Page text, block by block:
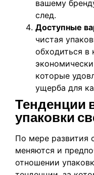
вашему
след.
Доступные
чистая
обходиться в
которые
ущерба для
Тенденции
упаковки
По мере развития
меняются и
отношении